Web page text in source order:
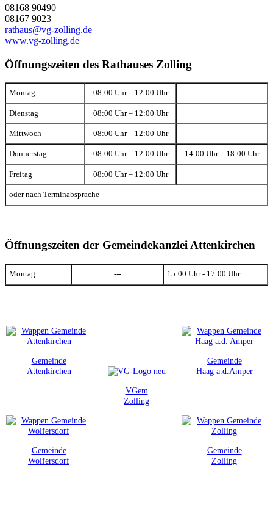
08168 90490
08167 9023
rathaus@vg-zolling.de
www.vg-zolling.de
Öffnungszeiten des Rathauses Zolling
Montag 08:00 Uhr – 12:00 Uhr
Dienstag 08:00 Uhr – 12:00 Uhr
Mittwoch 08:00 Uhr – 12:00 Uhr
Donnerstag 08:00 Uhr – 12:00 Uhr 14:00 Uhr – 18:00 Uhr
Freitag 08:00 Uhr – 12:00 Uhr
oder nach Terminabsprache
Öffnungszeiten der Gemeindekanzlei Attenkirchen
Montag --- 15:00 Uhr - 17:00 Uhr
Gemeinde
Attenkirchen
VGem
Zolling
Gemeinde
Haag a.d.Amper
Gemeinde
Wolfersdorf
Gemeinde
Zolling